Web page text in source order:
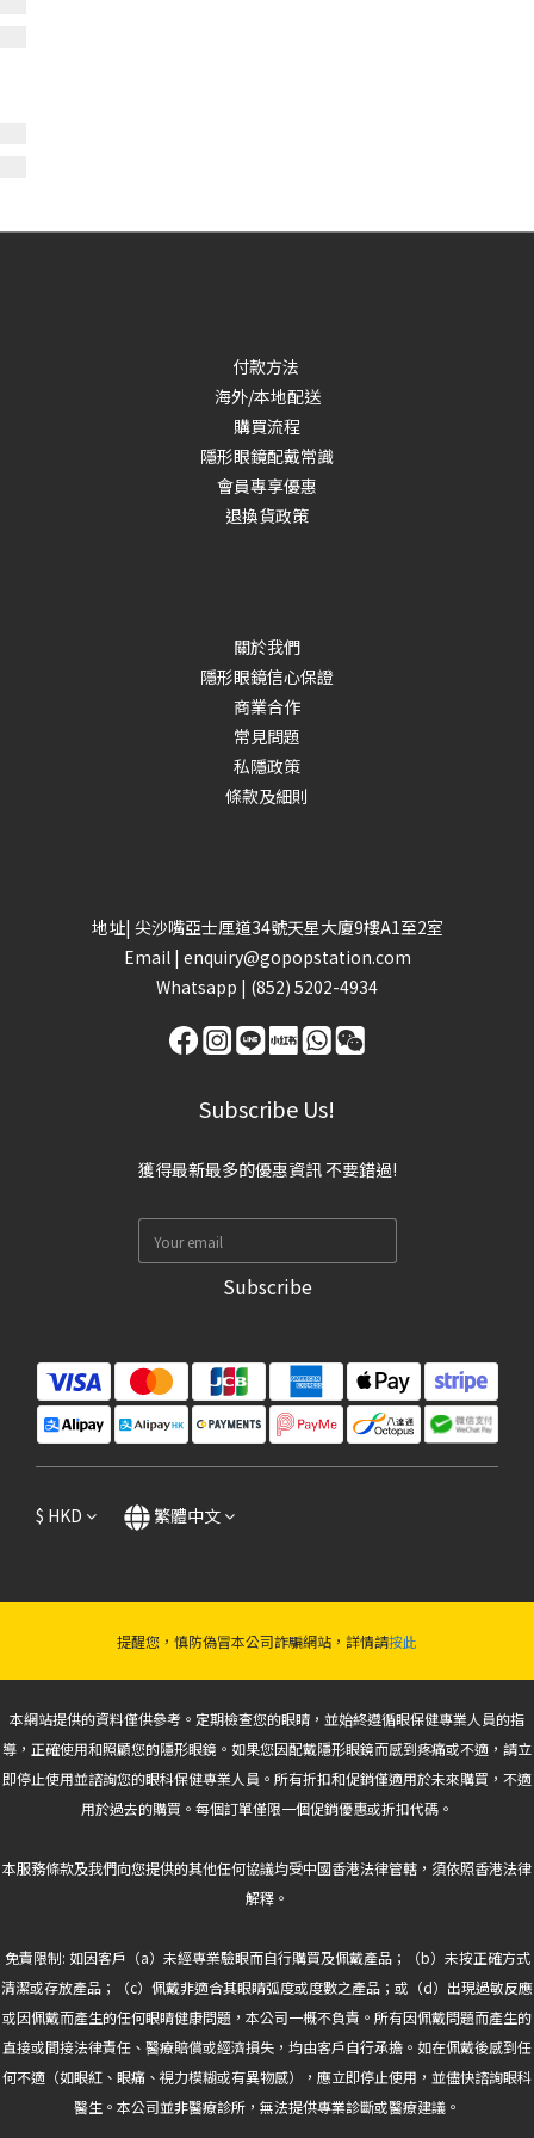
付款方法
海外/本地配送
購買流程
隱形眼鏡配戴常識
會員專享優惠
退換貨政策
關於我們
隱形眼鏡信心保證
商業合作
常見問題
私隱政策
條款及細則
地址| 尖沙嘴亞士厘道34號天星大廈9樓A1至2室
Email | enquiry@gopopstation.com
Whatsapp | (852) 5202-4934
Subscribe Us!
獲得最新最多的優惠資訊 不要錯過!
Subscribe
$ HKD 繁體中文
提醒您，慎防偽冒本公司詐騙網站，詳情請按此
本網站提供的資料僅供參考。定期檢查您的眼睛，並始終遵循眼保健專業人員的指
導，正確使用和照顧您的隱形眼鏡。如果您因配戴隱形眼鏡而感到疼痛或不適，請立
即停止使用並諮詢您的眼科保健專業人員。所有折扣和促銷僅適用於未來購買，不適
用於過去的購買。每個訂單僅限一個促銷優惠或折扣代碼。
本服務條款及我們向您提供的其他任何協議均受中國香港法律管轄，須依照香港法律
解釋。
免責限制: 如因客戶（a）未經專業驗眼而自行購買及佩戴產品；（b）未按正確方式
清潔或存放產品；（c）佩戴非適合其眼睛弧度或度數之產品；或（d）出現過敏反應
或因佩戴而產生的任何眼睛健康問題，本公司一概不負責。所有因佩戴問題而產生的
直接或間接法律責任、醫療賠償或經濟損失，均由客戶自行承擔。如在佩戴後感到任
何不適（如眼紅、眼痛、視力模糊或有異物感），應立即停止使用，並儘快諮詢眼科
醫生。本公司並非醫療診所，無法提供專業診斷或醫療建議。